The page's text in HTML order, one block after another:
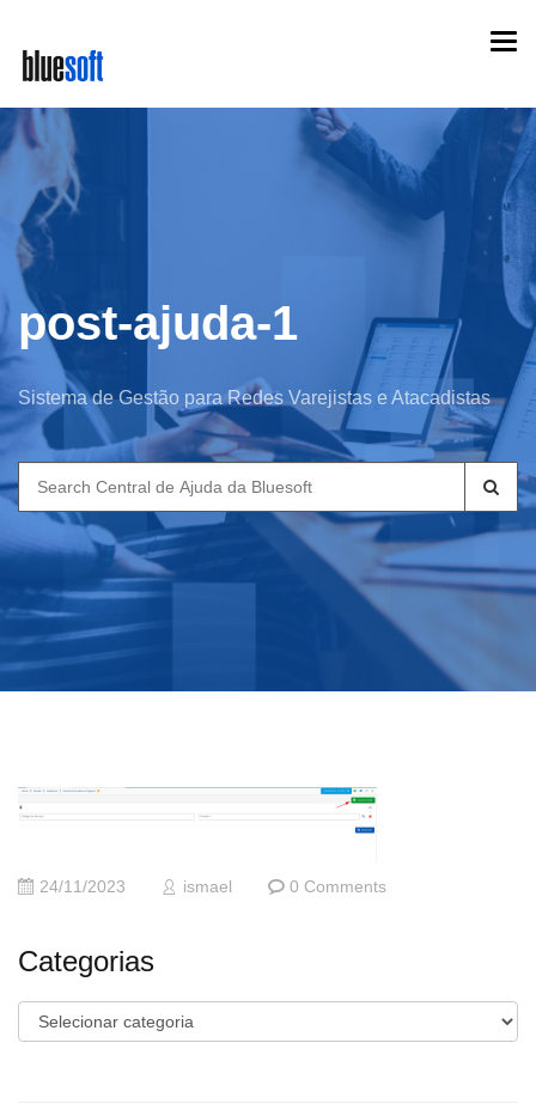
main
content
post-ajuda-1
Sistema de Gestão para Redes Varejistas e Atacadistas
Search
for:
24/11/2023 ismael 0 Comments
Categorias
Categorias